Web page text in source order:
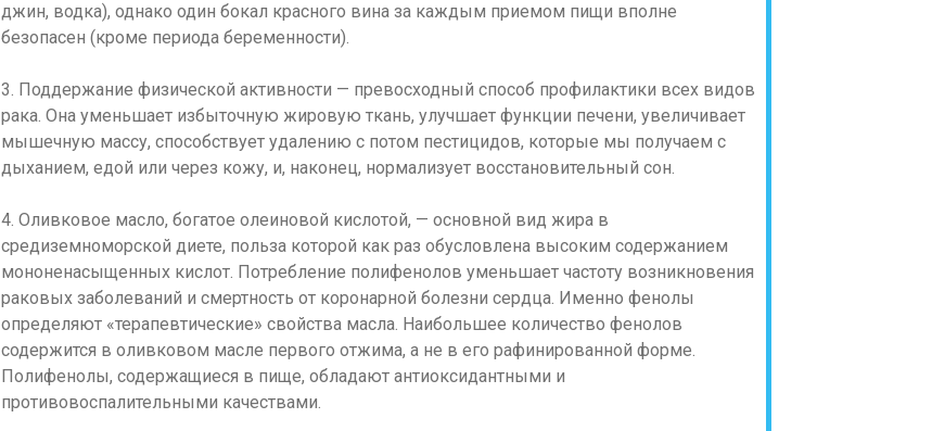
джин, водка), однако один бокал красного вина за каждым приемом пищи вполне
безопасен (кроме периода беременности).
3. Поддержание физической активности — превосходный способ профилактики всех видов
рака. Она уменьшает избыточную жировую ткань, улучшает функции печени, увеличивает
мышечную массу, способствует удалению с потом пестицидов, которые мы получаем с
дыханием, едой или через кожу, и, наконец, нормализует восстановительный сон.
4. Оливковое масло, богатое олеиновой кислотой, — основной вид жира в
средиземноморской диете, польза которой как раз обусловлена высоким содержанием
мононенасыщенных кислот. Потребление полифенолов уменьшает частоту возникновения
раковых заболеваний и смертность от коронарной болезни сердца. Именно фенолы
определяют «терапевтические» свойства масла. Наибольшее количество фенолов
содержится в оливковом масле первого отжима, а не в его рафинированной форме.
Полифенолы, содержащиеся в пище, обладают антиоксидантными и
противовоспалительными качествами.